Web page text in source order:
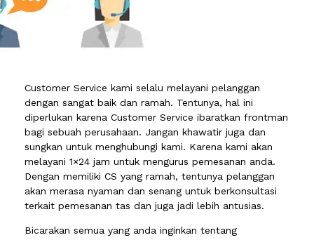
Customer Service kami selalu melayani pelanggan
dengan sangat baik dan ramah. Tentunya, hal ini
diperlukan karena Customer Service ibaratkan frontman
bagi sebuah perusahaan. Jangan khawatir juga dan
sungkan untuk menghubungi kami. Karena kami akan
melayani 1×24 jam untuk mengurus pemesanan anda.
Dengan memiliki CS yang ramah, tentunya pelanggan
akan merasa nyaman dan senang untuk berkonsultasi
terkait pemesanan tas dan juga jadi lebih antusias.
Bicarakan semua yang anda inginkan tentang